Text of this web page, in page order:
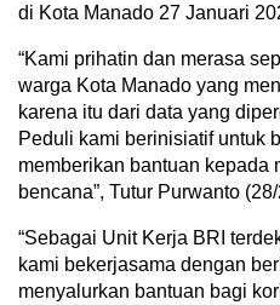
di Kota Manado 27 Januari
“Kami prihatin dan merasa
warga Kota Manado yang
karena itu dari data yang
Peduli kami berinisiatif untuk
memberikan bantuan kepada
bencana”, Tutur Purwanto
“Sebagai Unit Kerja BRI
kami bekerjasama dengan
menyalurkan bantuan bagi